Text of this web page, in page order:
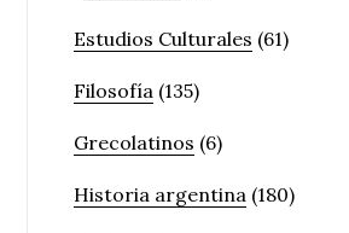
Estudios Culturales (61)
Filosofía (135)
Grecolatinos (6)
Historia argentina (180)